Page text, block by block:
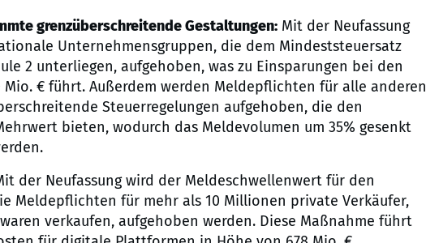
grenzüberschreitende Gestaltungen: Mit der Neufassung
Unternehmensgruppen, die dem Mindeststeuersatz
2 unterliegen, aufgehoben, was zu Einsparungen bei den
€ führt. Außerdem werden Meldepflichten für alle anderen
Steuerregelungen aufgehoben, die den
bieten, wodurch das Meldevolumen um 35% gesenkt
der Neufassung wird der Meldeschwellenwert für den
Meldepflichten für mehr als 10 Millionen private Verkäufer,
verkaufen, aufgehoben werden. Diese Maßnahme führt